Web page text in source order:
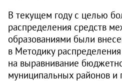
В текущем году с целью
распределения средств
образованиями были
в Методику
на выравнивание
муниципальных районов и